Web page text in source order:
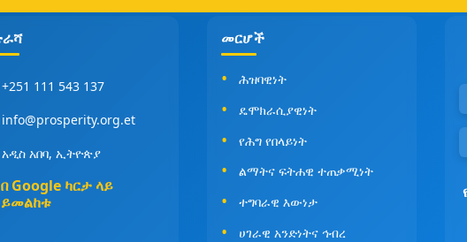
+251 111 543 137
info@prosperity.org.et
አዲስ አበባ, ኢትዮጵያ
በ Google ካርታ ላይ
ይመልከቱ
መርሆች
ሕዝባዊነት
ዴሞክራሲያዊነት
የሕግ የበላይነት
ልማትና ፍትሐዊ ተጠቃሚነት
ተግባራዊ እውነታ
ሀገራዊ አንድነትና ኅብረ